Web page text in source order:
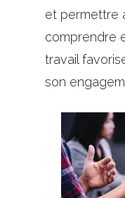
et permettre
comprendre
travail
son